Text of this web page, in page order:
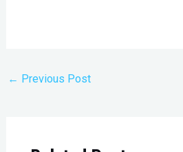
← Previous Post